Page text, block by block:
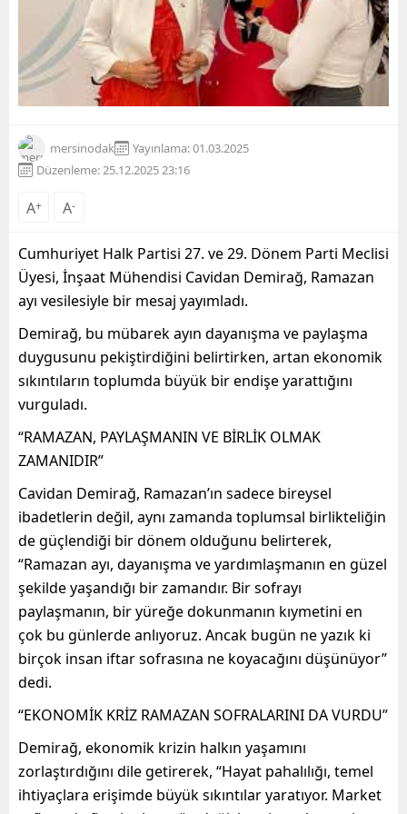
mersinodak
Yayınlama: 01.03.2025
Düzenleme: 25.12.2025 23:16
A+ A-
Cumhuriyet Halk Partisi 27. ve 29. Dönem Parti Meclisi
Üyesi, İnşaat Mühendisi Cavidan Demirağ, Ramazan
ayı vesilesiyle bir mesaj yayımladı.
Demirağ, bu mübarek ayın dayanışma ve paylaşma
duygusunu pekiştirdiğini belirtirken, artan ekonomik
sıkıntıların toplumda büyük bir endişe yarattığını
vurguladı.
“RAMAZAN, PAYLAŞMANIN VE BİRLİK OLMAK
ZAMANIDIR”
Cavidan Demirağ, Ramazan’ın sadece bireysel
ibadetlerin değil, aynı zamanda toplumsal birlikteliğin
de güçlendiği bir dönem olduğunu belirterek,
“Ramazan ayı, dayanışma ve yardımlaşmanın en güzel
şekilde yaşandığı bir zamandır. Bir sofrayı
paylaşmanın, bir yüreğe dokunmanın kıymetini en
çok bu günlerde anlıyoruz. Ancak bugün ne yazık ki
birçok insan iftar sofrasına ne koyacağını düşünüyor”
dedi.
“EKONOMİK KRİZ RAMAZAN SOFRALARINI DA VURDU”
Demirağ, ekonomik krizin halkın yaşamını
zorlaştırdığını dile getirerek, “Hayat pahalılığı, temel
ihtiyaçlara erişimde büyük sıkıntılar yaratıyor. Market